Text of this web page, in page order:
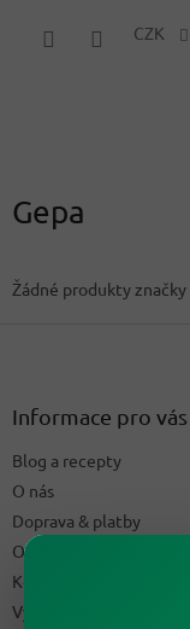
CZK
Gepa
Žádné produkty značky
Informace pro vás
Blog a recepty
O nás
Doprava & platby
Obchodní podmínky
Kontakty
Výdejní místo